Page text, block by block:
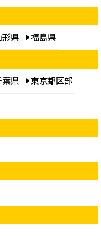
形県
福島県
葉県 東京都区部